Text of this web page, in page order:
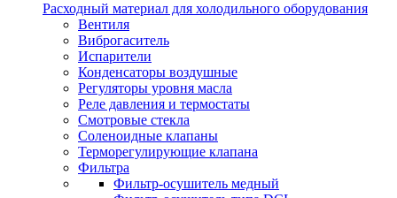
Расходный материал для холодильного оборудования
Вентиля
Виброгаситель
Испарители
Конденсаторы воздушные
Регуляторы уровня масла
Реле давления и термостаты
Смотровые стекла
Соленоидные клапаны
Терморегулирующие клапана
Фильтра
Фильтр-осушитель медный